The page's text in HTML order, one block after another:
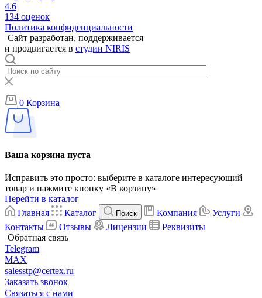
4.6
134 оценок
Политика конфиденциальности
Сайт разработан, поддерживается
и продвигается в студии NIRIS
0 Корзина
Ваша корзина пуста
Исправить это просто: выберите в каталоге интересующий
товар и нажмите кнопку «В корзину»
Перейти в каталог
Главная
Каталог Поиск Компания
Услуги
Контакты
Отзывы Лицензии
Реквизиты
Обратная связь
Telegram
MAX
salesstp@certex.ru
Заказать звонок
Связаться с нами